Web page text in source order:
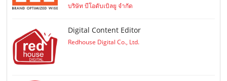
บริษัท บีโอดับเบิลยู จำกัด
Digital Content Editor
Redhouse Digital Co., Ltd.